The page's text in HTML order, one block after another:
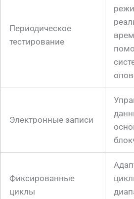
Периодическое
тестирование
Электронные записи
Фиксированные
циклы